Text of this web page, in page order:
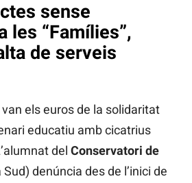
sense
les “Famílies”,
de serveis
els euros de la solidaritat
educatiu amb cicatrius
del Conservatori de
Sud) denúncia des de l’inici de